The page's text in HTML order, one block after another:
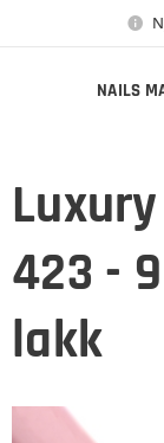
NAILS
423 -
lakk